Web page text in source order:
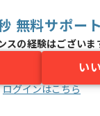
無料サポー
スの経験はございま
い
ログインはこちら